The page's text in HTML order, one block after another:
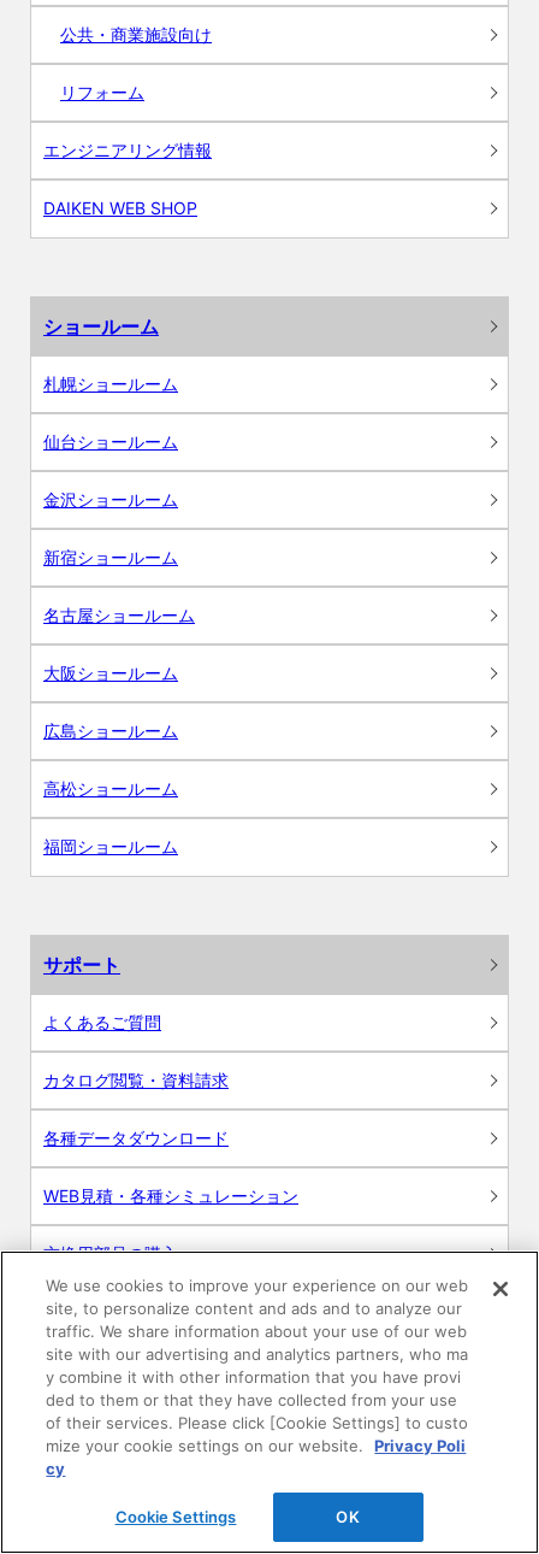
公共・商業施設向け
リフォーム
エンジニアリング情報
DAIKEN WEB SHOP
ショールーム
札幌ショールーム
仙台ショールーム
金沢ショールーム
新宿ショールーム
名古屋ショールーム
大阪ショールーム
広島ショールーム
高松ショールーム
福岡ショールーム
サポート
よくあるご質問
カタログ閲覧・資料請求
各種データダウンロード
WEB見積・各種シミュレーション
交換用部品の購入
修理・点検
お問い合わせ
ログイン
建築・設計関係者様向けサイト
We use cookies to improve your experience on our web
site, to personalize content and ads and to analyze our
traffic. We share information about your use of our web
site with our advertising and analytics partners, who ma
y combine it with other information that you have provi
ded to them or that they have collected from your use
of their services. Please click [Cookie Settings] to custo
mize your cookie settings on our website.
Privacy Poli
cy
Cookie Settings OK